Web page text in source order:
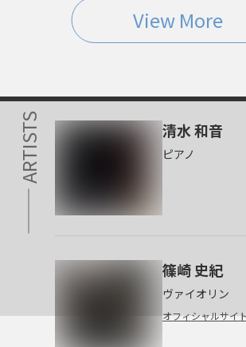
開催間近
石丸幹二 オーケストラコ
モンスタ
View More
ARTISTS 清水 和音
ピアノ
篠崎 史紀
ヴァイオリン
オフィシャルサイ